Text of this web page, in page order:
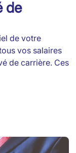
de
de votre
vos salaires
de carrière. Ces